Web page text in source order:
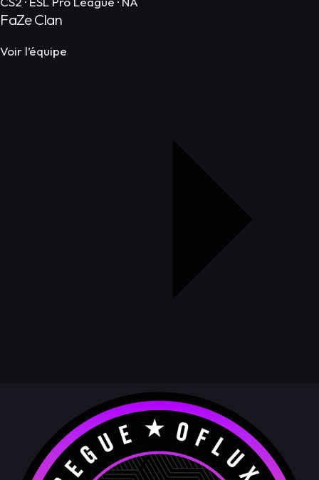
FaZe Clan
Voir l’équipe